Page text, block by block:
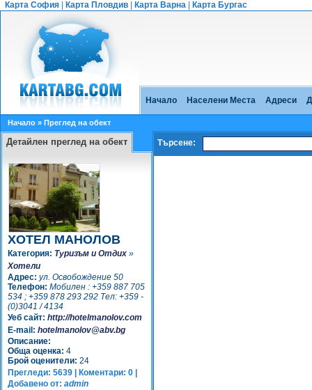
Карта София Карта Пловдив Карта Варна Карта Бургас
Начало Населени Места Адреси
Начало » Преглед на обект
Детайлен преглед на обект
ХОТЕЛ МАНОЛОВ
Категория: Туризъм и Отдих »
Хотели
Адрес: ул. Освобождение 50
Телефон: Мобилен : +359 887 705
534 ; +359 878 293 292 Тел: +359 -
(0)3041 / 4134
Уеб сайт: http://hotelmanolov.com
E-mail: hotelmanolov@abv.bg
Описание:
Обща оценка: 4
Брой оценители: 24
Прегледи: 5639 | Коментари: 0 |
Добавено от:admin
Търсене: